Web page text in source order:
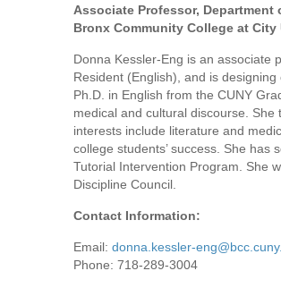
Associate Professor, Department
Bronx Community College at
Donna Kessler-Eng is an associate
Resident (English), and is
Ph.D. in English from the CUNY
medical and cultural discourse.
interests include literature and
college students’ success. She has
Tutorial Intervention Program. She
Discipline Council.
Contact Information:
Email: donna.kessler-
Phone: 718-289-3004